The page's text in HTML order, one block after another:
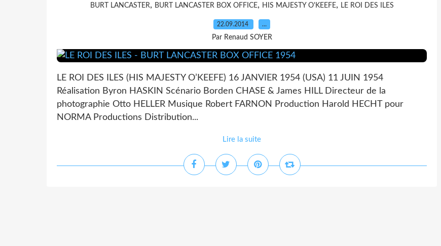
BURT LANCASTER, BURT LANCASTER BOX OFFICE, HIS MAJESTY O'KEEFE, LE ROI DES ILES
22.09.2014 …
Par Renaud SOYER
LE ROI DES ILES (HIS MAJESTY O’KEEFE) 16 JANVIER 1954 (USA) 11 JUIN 1954
Réalisation Byron HASKIN Scénario Borden CHASE & James HILL Directeur de la
photographie Otto HELLER Musique Robert FARNON Production Harold HECHT pour
NORMA Productions Distribution...
Lire la suite